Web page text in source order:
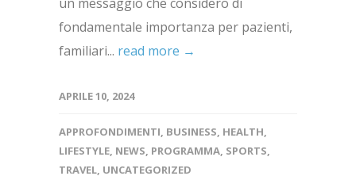
fondamentale importanza per pazienti,
familiari... read more →
APRILE 10, 2024
APPROFONDIMENTI, BUSINESS, HEALTH,
LIFESTYLE, NEWS, PROGRAMMA, SPORTS,
TRAVEL, UNCATEGORIZED